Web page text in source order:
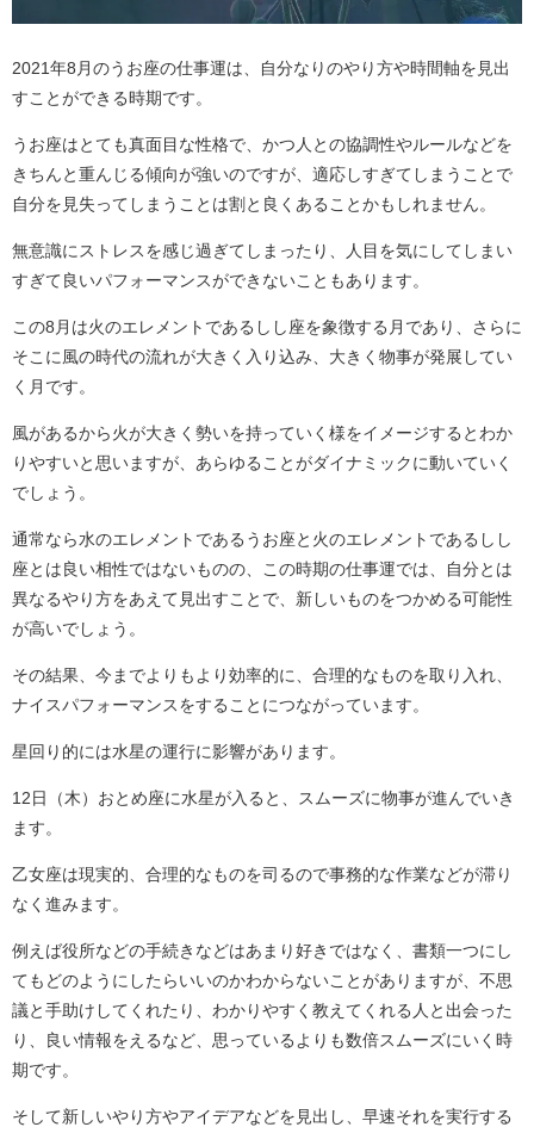
2021年8月のうお座の仕事運は、自分なりのやり方や時間軸を見出
すことができる時期です。
うお座はとても真面目な性格で、かつ人との協調性やルールなどを
きちんと重んじる傾向が強いのですが、適応しすぎてしまうことで
自分を見失ってしまうことは割と良くあることかもしれません。
無意識にストレスを感じ過ぎてしまったり、人目を気にしてしまい
すぎて良いパフォーマンスができないこともあります。
この8月は火のエレメントであるしし座を象徴する月であり、さらに
そこに風の時代の流れが大きく入り込み、大きく物事が発展してい
く月です。
風があるから火が大きく勢いを持っていく様をイメージするとわか
りやすいと思いますが、あらゆることがダイナミックに動いていく
でしょう。
通常なら水のエレメントであるうお座と火のエレメントであるしし
座とは良い相性ではないものの、この時期の仕事運では、自分とは
異なるやり方をあえて見出すことで、新しいものをつかめる可能性
が高いでしょう。
その結果、今までよりもより効率的に、合理的なものを取り入れ、
ナイスパフォーマンスをすることにつながっています。
星回り的には水星の運行に影響があります。
12日（木）おとめ座に水星が入ると、スムーズに物事が進んでいき
ます。
乙女座は現実的、合理的なものを司るので事務的な作業などが滞り
なく進みます。
例えば役所などの手続きなどはあまり好きではなく、書類一つにし
てもどのようにしたらいいのかわからないことがありますが、不思
議と手助けしてくれたり、わかりやすく教えてくれる人と出会った
り、良い情報をえるなど、思っているよりも数倍スムーズにいく時
期です。
そして新しいやり方やアイデアなどを見出し、早速それを実行する